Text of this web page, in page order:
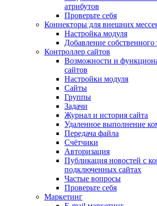
атрибутов
Проверьте себя
Коннекторы для внешних
Настройка модуля
Добавление
Контроллер сайтов
Возможности и
сайтов
Настройки модуля
Сайты
Группы
Задачи
Журнал и история сайта
Удаленное выполнение
Передача файла
Счётчики
Авторизация
Публикация новостей с
подключенных сайтах
Частые вопросы
Проверьте себя
Маркетинг